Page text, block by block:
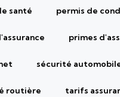
santé permis de
primes
sécurité
routière tarifs